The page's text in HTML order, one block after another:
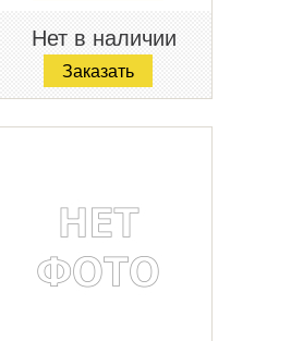
Нет в наличии
Заказать